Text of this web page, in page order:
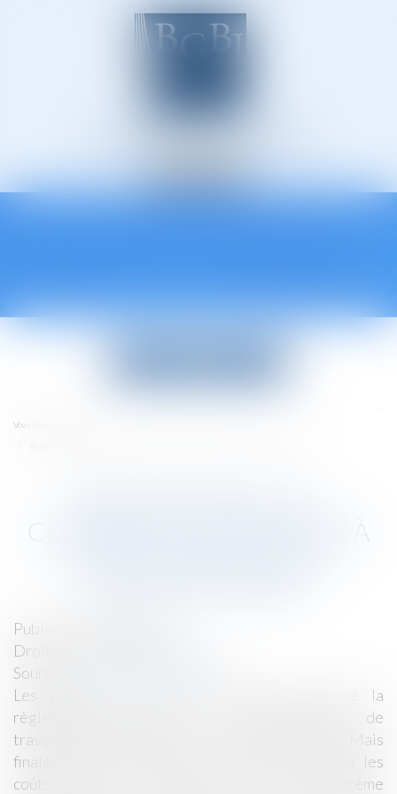
Avocats à Épinal
Vous êtes ici :
CONTRIBUTION RELATIVE À
Publié le :
Droit du travail - Employeurs
Source :
Les pouvoir publics ont largement renforcé la
règlementation relative au détachement de
travailleurs étrangers sur le territoire français. Mais
finalement, la contribution destinée à compenser les
coûts relatifs à la mise en place du système